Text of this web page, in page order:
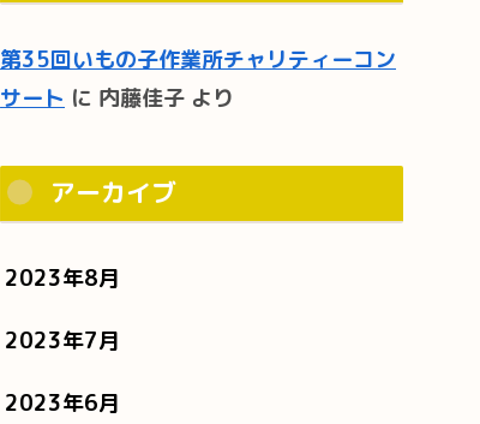
第35回いもの子作業所チャリティーコン
サート に 内藤佳子 より
アーカイブ
2023年8月
2023年7月
2023年6月